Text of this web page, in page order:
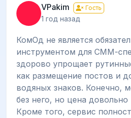
VPakim Гость
1 год назад
КомОд не является
инструментом для СММ-
здорово упрощает
как размещение постов и
водяных знаков. Конечно,
без него, но цена довольно
Кроме того, сервис